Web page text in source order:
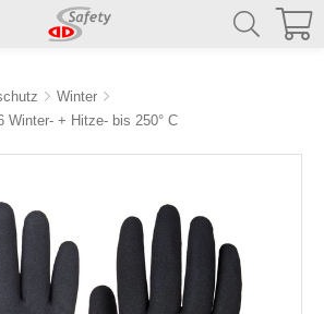
Winter
Winter- + Hitze- bis 250° C